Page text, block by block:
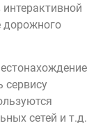
дорожного
сервису
сетей и т.д.